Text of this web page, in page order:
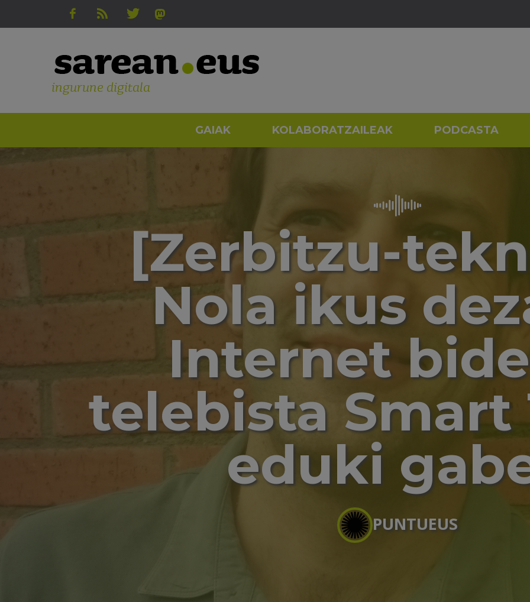
ingurune digitala
GAIAK KOLABORATZAILEAK PODCASTA
[Zerbitzu-
Nola ikus
Internet
telebista Smart
eduki
PUNTUEUS